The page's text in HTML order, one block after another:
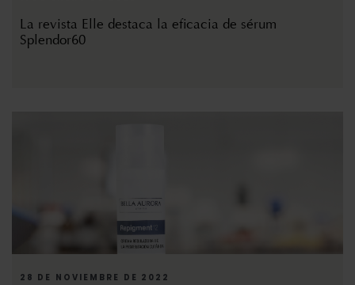
La revista Elle destaca la eficacia de sérum
Splendor60
28 DE NOVIEMBRE DE 2022